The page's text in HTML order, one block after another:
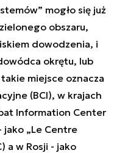
mogło się już
obszaru,
dowodzenia, i
okrętu, lub
miejsce oznacza
(BCI), w krajach
Information Center
jako „Le Centre
a w Rosji - jako